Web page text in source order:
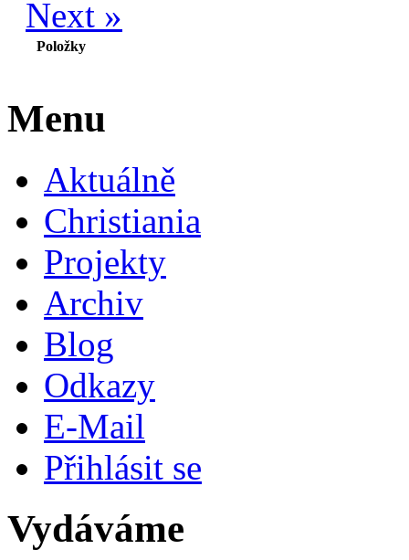
Next »
Položky
Menu
Aktuálně
Christiania
Projekty
Archiv
Blog
Odkazy
E-Mail
Přihlásit se
Vydáváme